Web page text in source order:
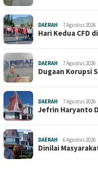
DAERAH 7 Agustus 2026
Hari Kedua CFD
DAERAH 7 Agustus 2026
Dugaan Korupsi
DAERAH 7 Agustus 2026
Jefrin Haryanto
DAERAH 6 Agustus 2026
Dinilai